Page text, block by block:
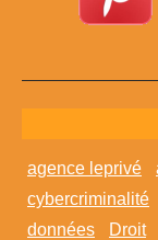
agence leprivé
cybercriminalité
données
Droit